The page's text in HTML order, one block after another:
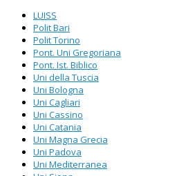
LUISS
Polit Bari
Polit Torino
Pont. Uni Gregoriana
Pont. Ist. Biblico
Uni della Tuscia
Uni Bologna
Uni Cagliari
Uni Cassino
Uni Catania
Uni Magna Grecia
Uni Padova
Uni Mediterranea